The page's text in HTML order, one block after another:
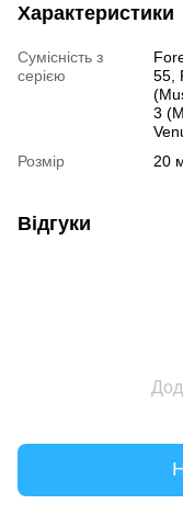
Характеристики
Сумісність з
серією
55,
3
Розмір
20
Відгуки